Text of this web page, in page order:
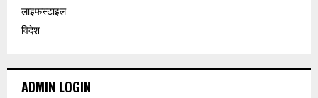
लाइफस्टाइल
विदेश
ADMIN LOGIN